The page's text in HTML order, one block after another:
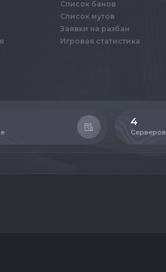
Список банов
Список мутов
Заявки на разбан
Игровая статистика
4
Серверов